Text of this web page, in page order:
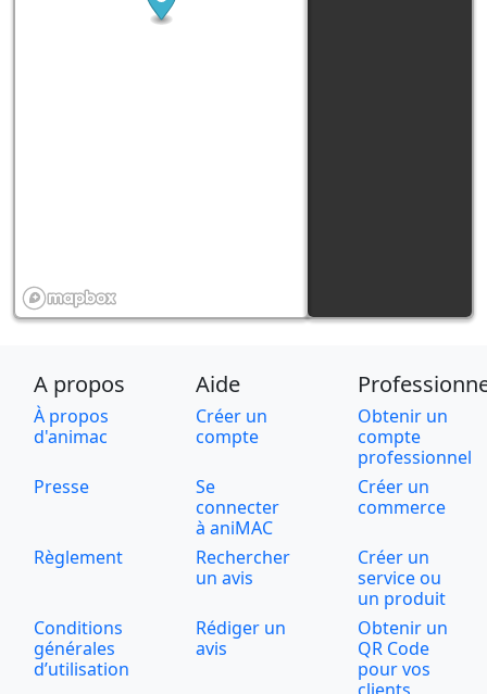
A propos Aide
À propos
d'animac
Créer un
compte
Obtenir un
compte
professionnel
Presse
Se
connecter
à aniMAC
Créer un
commerce
Règlement
Rechercher
un avis
Créer un
service ou
un produit
Conditions
générales
d’utilisation
Rédiger un
avis
Obtenir un
QR Code
pour vos